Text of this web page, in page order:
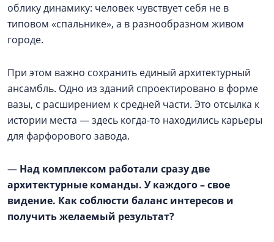
облику динамику: человек чувствует себя не в
типовом «спальнике», а в разнообразном живом
городе.
При этом важно сохранить единый архитектурный
ансамбль. Одно из зданий спроектировано в форме
вазы, с расширением к средней части. Это отсылка к
истории места — здесь когда-то находились карьеры
для фарфорового завода.
— Над комплексом работали сразу две
архитектурные команды. У каждого – свое
видение. Как соблюсти баланс интересов и
получить желаемый результат?